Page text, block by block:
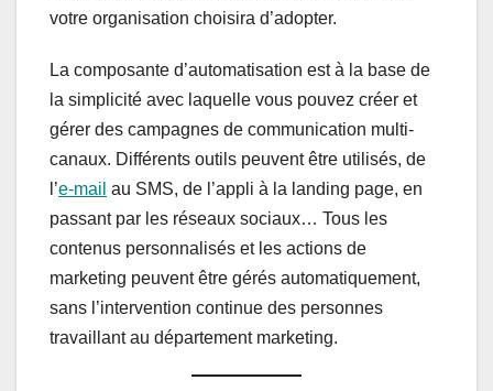
votre organisation choisira d’adopter.
La composante d’automatisation est à la base de
la simplicité avec laquelle vous pouvez créer et
gérer des campagnes de communication multi-
canaux. Différents outils peuvent être utilisés, de
l’e-mail au SMS, de l’appli à la landing page, en
passant par les réseaux sociaux… Tous les
contenus personnalisés et les actions de
marketing peuvent être gérés automatiquement,
sans l’intervention continue des personnes
travaillant au département marketing.